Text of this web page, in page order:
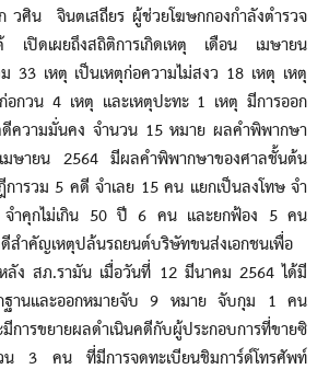
จินตเสถียร ผู้ช่วยโฆษกกองกำลังตำรวจ
เปิดเผยถึงสถิติการเกิดเหตุ เดือน เมษายน
33 เหตุ เป็นเหตุก่อความไม่สงว 18 เหตุ เหตุ
กวน 4 เหตุ และเหตุปะทะ 1 เหตุ มีการออก
ความมั่นคง จำนวน 15 หมาย ผลคำพิพากษา
มษายน 2564 มีผลคำพิพากษาของศาลชั้นต้น
ารวม 5 คดี จำเลย 15 คน แยกเป็นลงโทษ จำ
ำคุกไม่เกิน 50 ปี 6 คน และยกฟ้อง 5 คน
ำคัญเหตุปล้นรถยนต์บริษัทขนส่งเอกชนเพื่อ
ลัง สภ.รามัน เมื่อวันที่ 12 มีนาคม 2564 ได้มี
ฐานและออกหมายจับ 9 หมาย จับกุม 1 คน
ขยายผลดำเนินคดีกับผู้ประกอบการที่ขายซิ
น 3 คน ที่มีการจดทะเบียนชิมการ์ด์โทรศัพท์